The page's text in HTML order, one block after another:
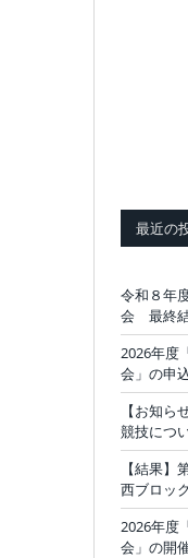
最近の
令和８年
会 最終
2026年度
会」の申
【お知
競技につ
【結果
西ブロッ
2026年度
会」の開